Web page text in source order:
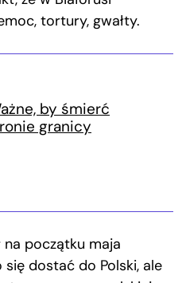
tortury, gwałty.
by śmierć
granicy
na początku maja
się dostać do Polski, ale